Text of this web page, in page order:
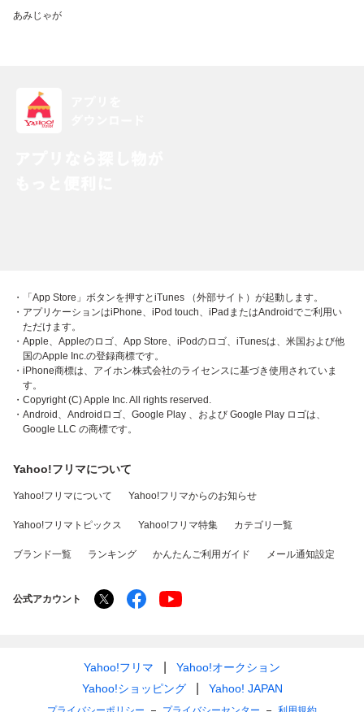
あみじゃが
・「App Store」ボタンを押すとiTunes （外部サイト）が起動します。
・アプリケーションはiPhone、iPod touch、iPadまたはAndroidでご利用い
ただけます。
・Apple、Appleのロゴ、App Store、iPodのロゴ、iTunesは、米国および他
国のApple Inc.の登録商標です。
・iPhone商標は、アイホン株式会社のライセンスに基づき使用されていま
す。
・Copyright (C) Apple Inc. All rights reserved.
・Android、Androidロゴ、Google Play 、および Google Play ロゴは、
Google LLC の商標です。
Yahoo!フリマについて
Yahoo!フリマについて Yahoo!フリマからのお知らせ
Yahoo!フリマトピックス Yahoo!フリマ特集 カテゴリ一覧
ブランド一覧 ランキング かんたんご利用ガイド メール通知設定
公式アカウント
Yahoo!フリマ
Yahoo!オークション
Yahoo!ショッピング
Yahoo! JAPAN